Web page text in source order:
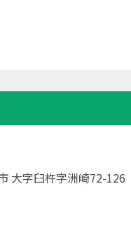
大字臼杵字洲崎72-126